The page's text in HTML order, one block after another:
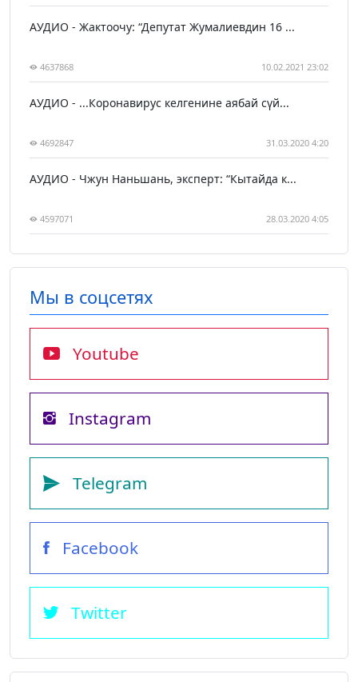
АУДИО - Жактоочу: “Депутат Жумалиевдин 16 ...
4637868 10.02.2021 23:02
АУДИО - ...Коронавирус келгенине аябай сүй...
4692847 31.03.2020 4:20
АУДИО - Чжун Наньшань, эксперт: “Кытайда к...
4597071 28.03.2020 4:05
Мы в соцсетях
Youtube
Instagram
Telegram
Facebook
Twitter